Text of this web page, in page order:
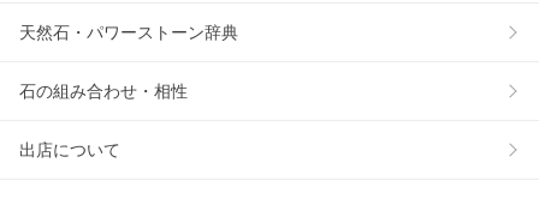
天然石・パワーストーン辞典
石の組み合わせ・相性
出店について